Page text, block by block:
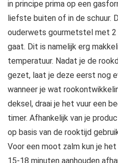
in principe prima op een
liefste buiten of in de schuur.
ouderwets gourmetstel met 2
gaat. Dit is namelijk erg
temperatuur. Nadat je de
gezet, laat je deze eerst nog
wanneer je wat
deksel, draai je het vuur een
timer. Afhankelijk van je
op basis van de rooktijd
Voor een moot zalm kun je
15-18 minuten aanhouden